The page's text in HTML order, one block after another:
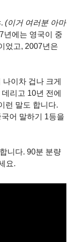
(이거 여러분 아마
년에는 영국이 중
었고, 2007년은
이차 겁나 크게
리고 10년 전에
런 말도 합니다.
어 말하기 1등을
니다. 90분 분량
요.